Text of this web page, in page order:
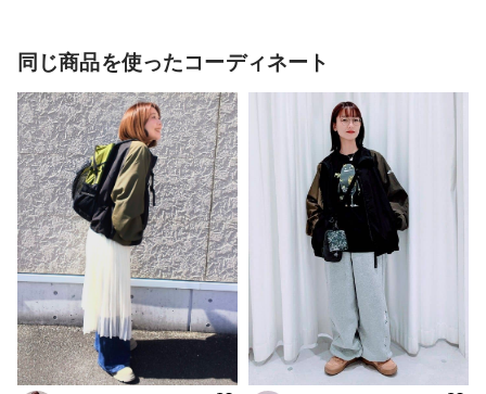
同じ商品を使ったコーディネート